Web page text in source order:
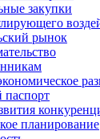
закупки
рынок
планирование